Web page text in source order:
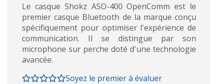
Le casque Shokz ASO-400 OpenComm est le
premier casque Bluetooth de la marque conçu
spécifiquement pour optimiser l'expérience de
communication. Il se distingue par son
microphone sur perche doté d'une technologie
avancée.
Soyez le premier à évaluer